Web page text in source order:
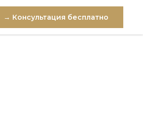
→ Консультация бесплатно